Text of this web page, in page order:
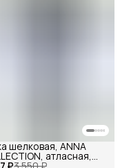
₽3 550 ₽
шелковая, ANNA
атласная,
праздничная,